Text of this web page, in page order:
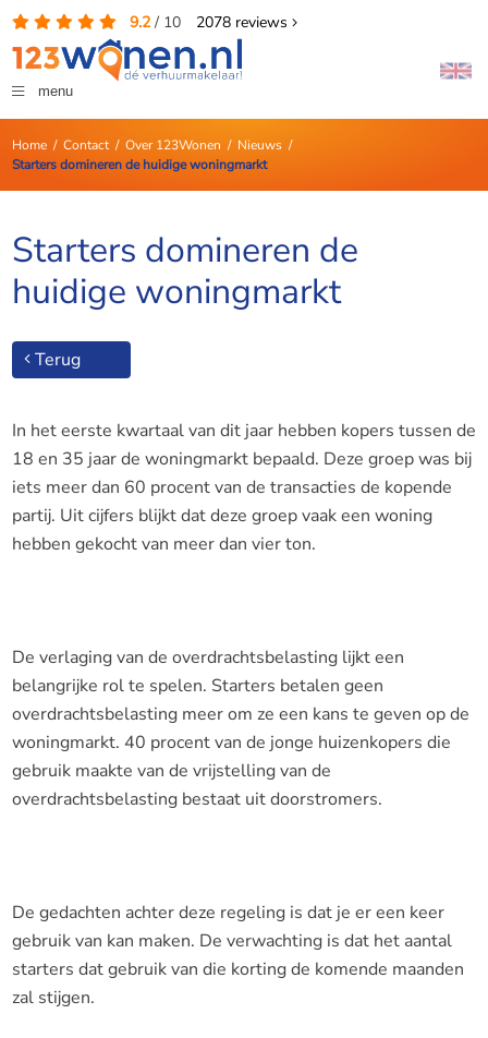
9.2/ 10 2078reviews
menu
Home/ Contact/ Over 123Wonen / Nieuws/
Starters domineren de huidige woningmarkt
Starters domineren de
huidige woningmarkt
Terug
In het eerste kwartaal van dit jaar hebben kopers tussen de
18 en 35 jaar de woningmarkt bepaald. Deze groep was bij
iets meer dan 60 procent van de transacties de kopende
partij. Uit cijfers blijkt dat deze groep vaak een woning
hebben gekocht van meer dan vier ton.
De verlaging van de overdrachtsbelasting lijkt een
belangrijke rol te spelen. Starters betalen geen
overdrachtsbelasting meer om ze een kans te geven op de
woningmarkt. 40 procent van de jonge huizenkopers die
gebruik maakte van de vrijstelling van de
overdrachtsbelasting bestaat uit doorstromers.
De gedachten achter deze regeling is dat je er een keer
gebruik van kan maken. De verwachting is dat het aantal
starters dat gebruik van die korting de komende maanden
zal stijgen.